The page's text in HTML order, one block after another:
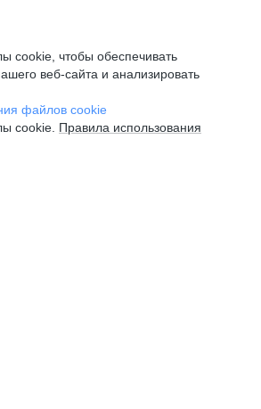
cookie, чтобы обеспечивать
веб-сайта и анализировать
файлов cookie
cookie. Правила использования